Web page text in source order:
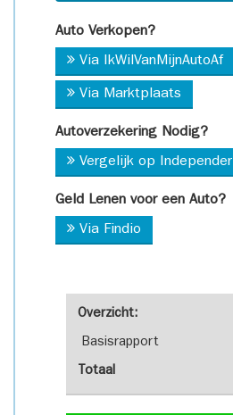
Overzicht:
Basisrapport
Totaal
Auto Verkopen?
Via IkWilVanMijnAutoAf
Via Marktplaats
Autoverzekering Nodig?
Vergelijk op Independer
Geld Lenen voor een Auto?
Via Findio